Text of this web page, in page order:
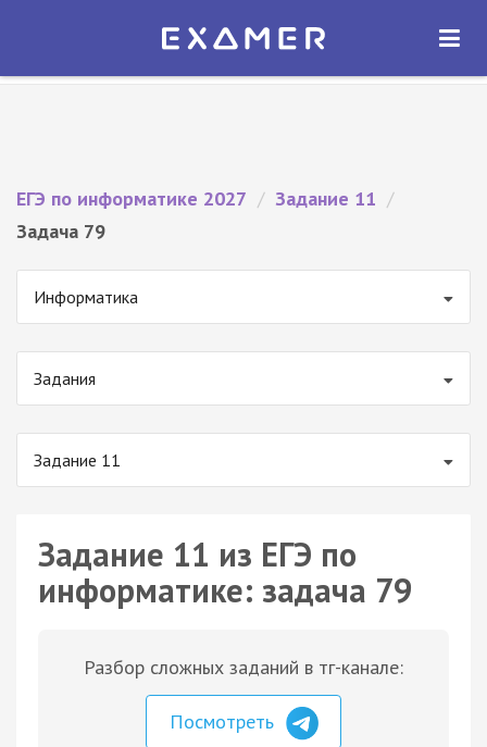
Экзамер — ЕГЭ 2027
ОТКРЫТЬ
ЕГЭ по информатике 2027 / Задание 11 /
Задача 79
Информатика
Задания
Задание 11
Задание 11 из ЕГЭ по
информатике: задача 79
Разбор сложных заданий в тг-канале:
Посмотреть